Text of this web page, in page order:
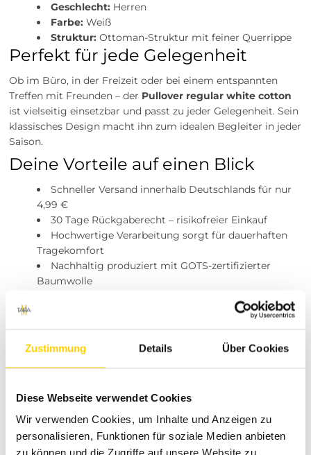
Zustimmung Details Über Cookies
Diese Webseite verwendet Cookies
Wir verwenden Cookies, um Inhalte und Anzeigen zu
personalisieren, Funktionen für soziale Medien anbieten
zu können und die Zugriffe auf unsere Website zu
Geschlecht: Herren
Farbe: Weiß
Struktur: Ottoman-Struktur mit feiner Querrippe
Perfekt für jede Gelegenheit
Ob im Büro, in der Freizeit oder bei einem entspannten
Treffen mit Freunden – der Pullover regular white cotton
ist vielseitig einsetzbar und passt zu jeder Gelegenheit. Sein
klassisches Design macht ihn zum idealen Begleiter in jeder
Saison.
Deine Vorteile auf einen Blick
Schneller Versand innerhalb Deutschlands für nur
4,99 €
30 Tage Rückgaberecht – risikofreier Einkauf
Hochwertige Verarbeitung sorgt für dauerhaften
Tragekomfort
Nachhaltig produziert mit GOTS-zertifizierter
Baumwolle
Der Pullover kann problemlos in der Maschine gewaschen
werden. Beachte die Pflegehinweise auf dem Etikett für
optimale Ergebnisse.
Unser Pullover ist in verschiedenen Größen erhältlich, um
die perfekte Passform für dich zu gewährleisten.
Wie lange dauert der Versand?